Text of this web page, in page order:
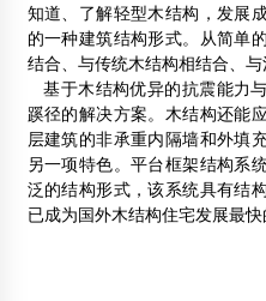
解读古今“木刻楞”建筑
2013年12月3日
阮仪三谈当今城市建设：沦为西方建
2012年5月4日
木结构建筑如何控制噪音
2014年3月5日
知道、了解轻型木结构，发展
的一种建筑结构形式。从简单
结合、与传统木结构相结合、与
基于木结构优异的抗震能力
蹊径的解决方案。木结构还能
层建筑的非承重内隔墙和外填
另一项特色。平台框架结构系
泛的结构形式，该系统具有结
已成为国外木结构住宅发展最快